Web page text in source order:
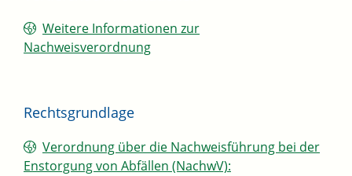
Weitere Informationen zur
Nachweisverordnung
Rechtsgrundlage
Verordnung über die Nachweisführung bei der
Enstorgung von Abfällen (NachwV):